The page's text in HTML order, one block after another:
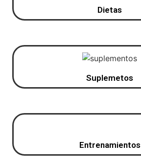
Dietas
Suplemetos
Entrenamientos